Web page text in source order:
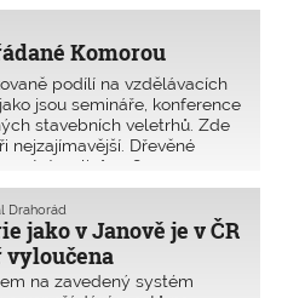
Komorou
podílí na vzdělávacích
jsou semináře, konference
stavebních veletrhů. Zde
nejzajímavější. Dřevěné
vlivům, 8.
jako v Janově je v ČR
vyloučena
Drahorád
na zavedený systém